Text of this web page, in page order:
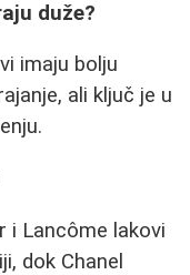
duže?
imaju bolju
ali ključ je u
i Lancôme lakovi
dok Chanel